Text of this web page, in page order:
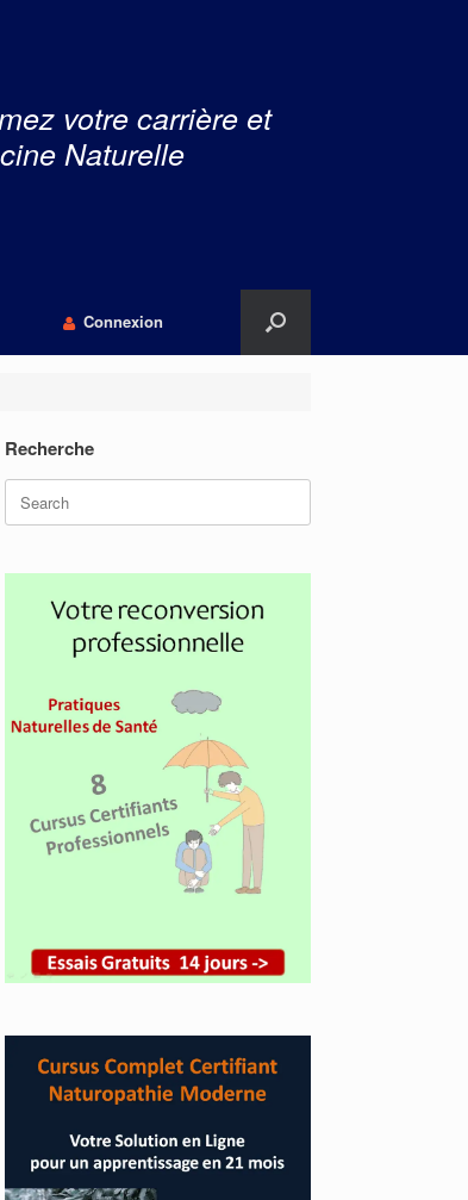
votre carrière et
Naturelle
Connexion
Recherche
Search
for: